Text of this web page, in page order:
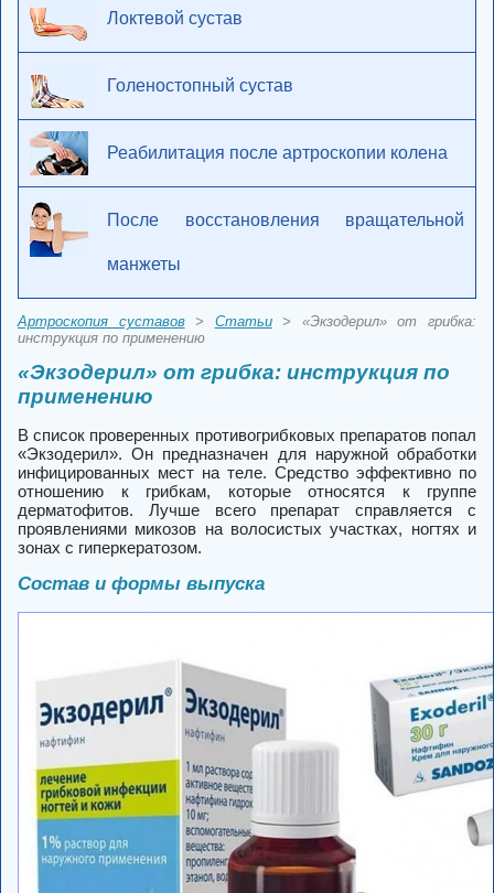
Локтевой сустав
Голеностопный сустав
Реабилитация после артроскопии колена
После восстановления вращательной
манжеты
Артроскопия суставов> Статьи> «Экзодерил» от грибка:
инструкция по применению
«Экзодерил» от грибка: инструкция по
применению
В список проверенных противогрибковых препаратов попал
«Экзодерил». Он предназначен для наружной обработки
инфицированных мест на теле. Средство эффективно по
отношению к грибкам, которые относятся к группе
дерматофитов. Лучше всего препарат справляется с
проявлениями микозов на волосистых участках, ногтях и
зонах с гиперкератозом.
Состав и формы выпуска